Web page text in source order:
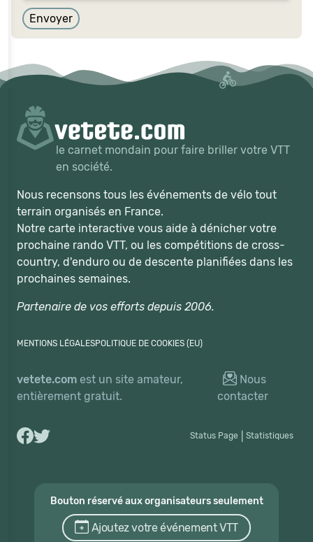
Envoyer
le carnet mondain pour faire briller votre VTT
en société.
Nous recensons tous les événements de vélo tout
terrain organisés en France.
Notre carte interactive vous aide à dénicher votre
prochaine rando VTT, ou les compétitions de cross-
country, d'enduro ou de descente planifiées dans les
prochaines semaines.
Partenaire de vos efforts depuis 2006.
MENTIONS LÉGALESPOLITIQUE DE COOKIES (EU)
vetete.com est un site amateur,
entièrement gratuit.
Nous
contacter
Status Page Statistiques
Bouton réservé aux organisateurs seulement
Ajoutez votre événement VTT